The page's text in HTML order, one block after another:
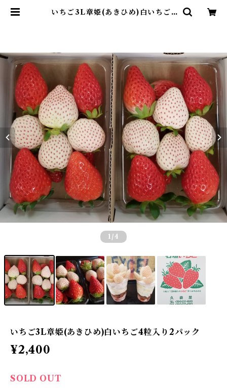
いちご3L章姫(あきひめ)白いちご4
1 /4
いちご3L章姫(あきひめ)白いちご4粒入り2パック
¥2,400
SOLD OUT